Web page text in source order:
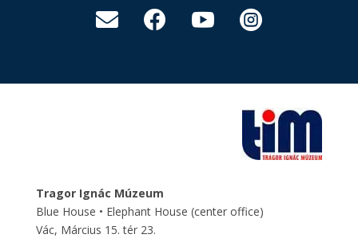
   
Tragor Ignác Múzeum
Blue House • Elephant House (center office)
Vác, Március 15. tér 23.